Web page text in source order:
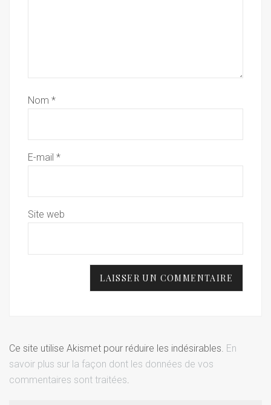
Nom *
E-mail *
Site web
Ce site utilise Akismet pour réduire les indésirables. En
savoir plus sur la façon dont les données de vos
commentaires sont traitées.